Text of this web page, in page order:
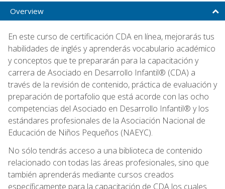
Overview
En este curso de certificación CDA en línea, mejorarás tus
habilidades de inglés y aprenderás vocabulario académico
y conceptos que te prepararán para la capacitación y
carrera de Asociado en Desarrollo Infantil® (CDA) a
través de la revisión de contenido, práctica de evaluación y
preparación de portafolio que está acorde con las ocho
competencias del Asociado en Desarrollo Infantil® y los
estándares profesionales de la Asociación Nacional de
Educación de Niños Pequeños (NAEYC).
No sólo tendrás acceso a una biblioteca de contenido
relacionado con todas las áreas profesionales, sino que
también aprenderás mediante cursos creados
específicamente para la capacitación de CDA los cuales